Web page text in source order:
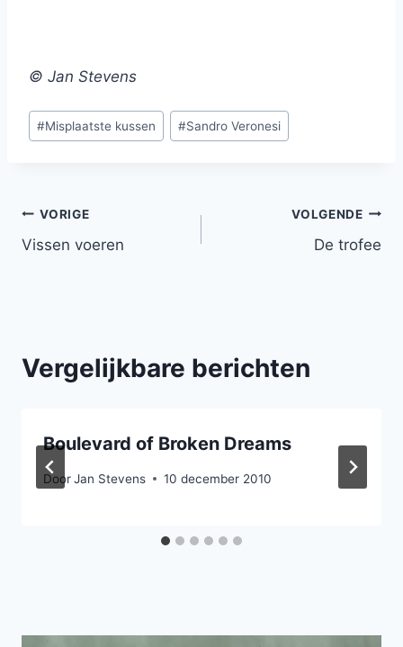
© Jan Stevens
Bericht
tags:
#Misplaatste kussen #Sandro Veronesi
Bericht
navigatie
VORIGE
Vissen voeren
VOLGENDE
De trofee
Vergelijkbare berichten
Boulevard of Broken Dreams
DoorJan Stevens 10 december 2010